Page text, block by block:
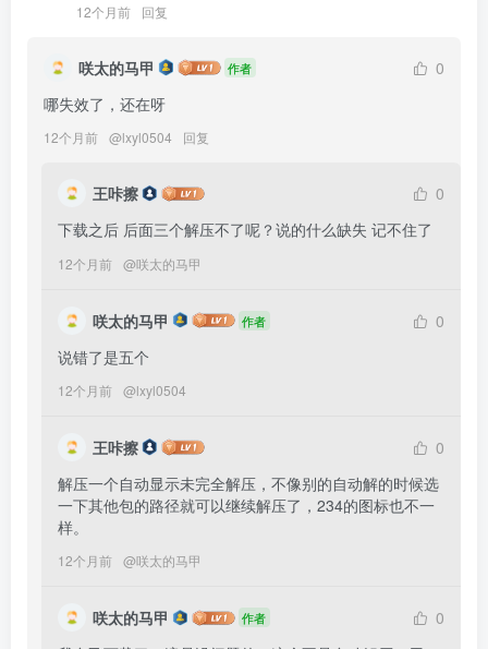
12个月前 回复
咲太的马甲 作者
0
哪失效了，还在呀
12个月前 @lxyl0504 回复
王咔擦
0
下载之后 后面三个解压不了呢？说的什么缺失 记不住了
12个月前 @咲太的马甲
咲太的马甲 作者
0
说错了是五个
12个月前 @lxyl0504
王咔擦
0
解压一个自动显示未完全解压，不像别的自动解的时候选
一下其他包的路径就可以继续解压了，234的图标也不一
样。
12个月前 @咲太的马甲
咲太的马甲 作者
0